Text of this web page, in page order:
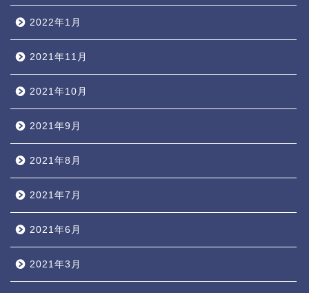
2022年1月
2021年11月
2021年10月
2021年9月
2021年8月
2021年7月
2021年6月
2021年3月